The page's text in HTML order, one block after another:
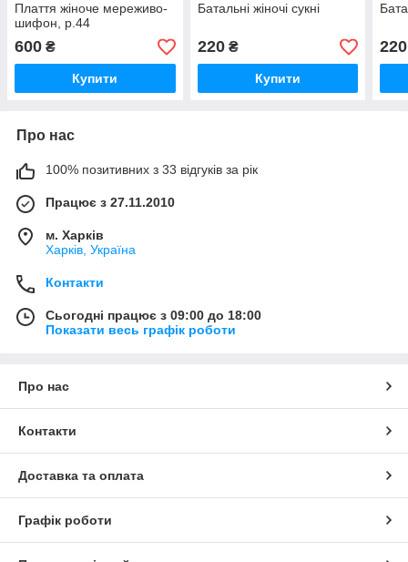
Плаття жіноче мереживо-
шифон, р.44
600 ₴
Купити
Батальні жіночі сукні
220₴
Купити
220
Про нас
100% позитивних з 33 відгуків за рік
Працює з 27.11.2010
м. Харків
Харків, Україна
Контакти
Сьогодні працює з 09:00 до 18:00
Показати весь графік роботи
Про нас
Контакти
Доставка та оплата
Графік роботи